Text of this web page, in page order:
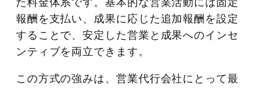
報酬を支払い、成果に応じた追加報酬を設定
することで、安定した営業と成果へのインセ
ンティブを両立できます。
この方式の強みは、営業代行会社にとって最